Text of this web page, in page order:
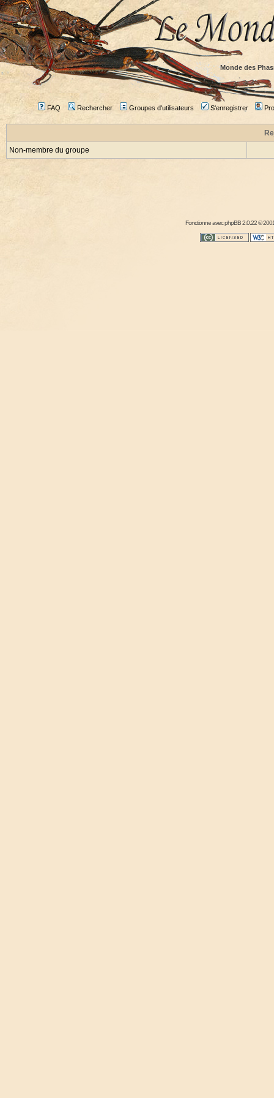
Monde des
FAQ Rechercher Groupes d'utilisateurs S'enregistrer
Non-membre du groupe
Fonctionne avecphpBB2.0.22 ©